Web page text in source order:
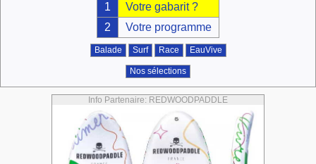
1
Votre gabarit ?
2
Votre programme
Balade Surf Race EauVive
Nos sélections
Info Partenaire: REDWOODPADDLE